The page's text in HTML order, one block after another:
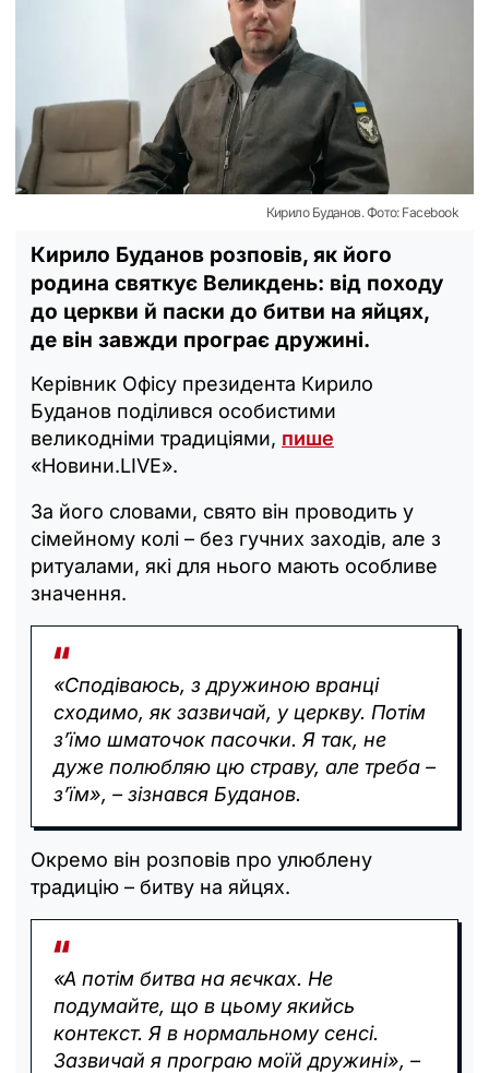
Кирило Буданов. Фото: Facebook
Кирило Буданов розповів, як його
родина святкує Великдень: від походу
до церкви й паски до битви на яйцях,
де він завжди програє дружині.
Керівник Офісу президента Кирило
Буданов поділився особистими
великодніми традиціями, пише
«Новини.LIVE».
За його словами, свято він проводить у
сімейному колі – без гучних заходів, але з
ритуалами, які для нього мають особливе
значення.
«Сподіваюсь, з дружиною вранці
сходимо, як зазвичай, у церкву. Потім
з’їмо шматочок пасочки. Я так, не
дуже полюбляю цю страву, але треба –
з’їм», – зізнався Буданов.
Окремо він розповів про улюблену
традицію – битву на яйцях.
«А потім битва на яєчках. Не
подумайте, що в цьому якийсь
контекст. Я в нормальному сенсі.
Зазвичай я програю моїй дружині», –